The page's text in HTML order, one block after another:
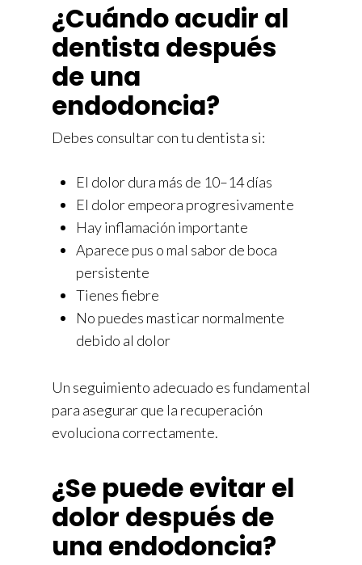
¿Cuándo acudir al
dentista después
de una
endodoncia?
Debes consultar con tu dentista si:
El dolor dura más de 10–14 días
El dolor empeora progresivamente
Hay inflamación importante
Aparece pus o mal sabor de boca
persistente
Tienes fiebre
No puedes masticar normalmente
debido al dolor
Un seguimiento adecuado es fundamental
para asegurar que la recuperación
evoluciona correctamente.
¿Se puede evitar el
dolor después de
una endodoncia?